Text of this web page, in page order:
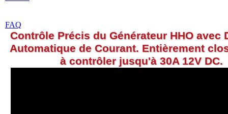
FAQ
Contrôle Précis du Générateur HHO avec
Automatique de Courant. Entièrement
à contrôler jusqu'à 30A 12V DC.